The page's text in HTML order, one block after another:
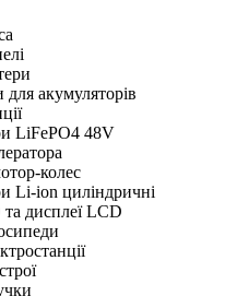
акумуляторів
LiFePO4 48V
колес
Li-ion циліндричні
дисплеї LCD